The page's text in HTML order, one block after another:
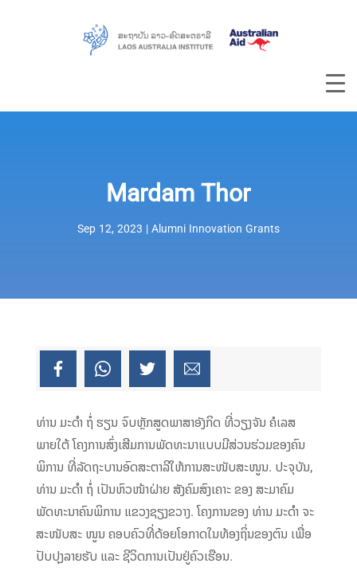
Mardam Thor
Sep 12, 2023 |Alumni Innovation Grants
ທ່ານ ມະດຳ ຖໍ່ ຮຽນ ຈົບຫຼັກສູດພາສາອັງກິດ ທີ່ວຽງຈັນ ຄໍເລສ
ພາຍໃຕ້ ໂຄງການສົ່ງເສີມການພັດທະນາແບບມີສ່ວນຮ່ວມຂອງຄົນ
ພິການ ທີ່ລັດຖະບານອົດສະຕາລີໃຫ້ການສະໜັບສະໜູນ. ປະຈຸບັນ,
ທ່ານ ມະດຳ ຖໍ່ ເປັນຫົວໜ້າຝ່າຍ ສັງຄົມສົງເຄາະ ຂອງ ສະມາຄົມ
ພັດທະນາຄົນພິການ ແຂວງຊຽງຂວາງ. ໂຄງການຂອງ ທ່ານ ມະດຳ ຈະ
ສະໜັບສະ ໜູນ ຄອບຄົວທີ່ດ້ອຍໂອກາດໃນທ້ອງຖິ່ນຂອງຕົນ ເພື່ອ
ປັບປຸງລາຍຮັບ ແລະ ຊີວິດການເປັນຢູ່ຄົວເຮືອນ.